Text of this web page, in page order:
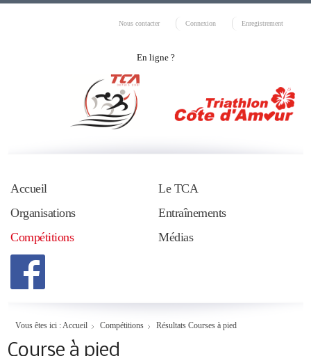
Nous contacter Connexion Enregistrement
En ligne ?
Accueil
Le TCA
Organisations
Entraînements
Compétitions
Médias
Vous êtes ici :Accueil Compétitions Résultats Courses à pied
Course à pied